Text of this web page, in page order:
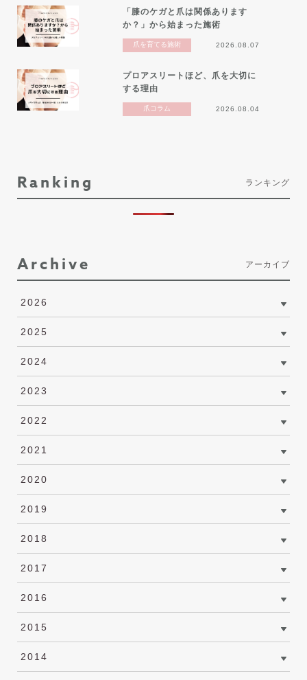
「膝のケガと爪は関係あります
か？」から始まった施術
爪を育てる施術 2026.08.07
プロアスリートほど、爪を大切に
する理由
爪コラム 2026.08.04
Ranking ランキング
Archive アーカイブ
2026
2025
2024
2023
2022
2021
2020
2019
2018
2017
2016
2015
2014